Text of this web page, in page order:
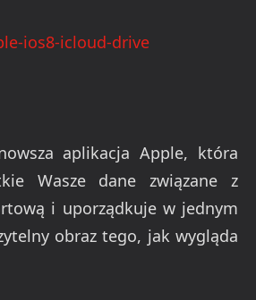
aplikacja Apple, która
Wasze dane związane z
i uporządkuje w jednym
obraz tego, jak wygląda